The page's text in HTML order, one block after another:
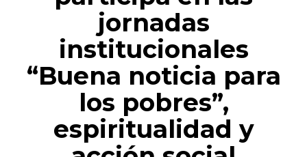
jornadas
institucionales
“Buena noticia para
los pobres”,
espiritualidad y